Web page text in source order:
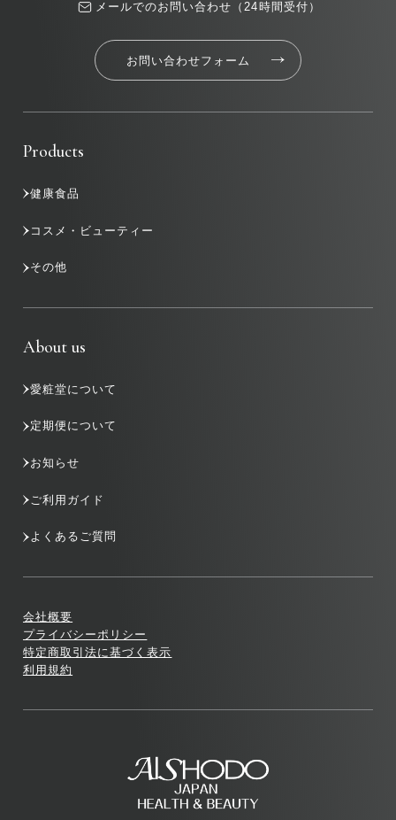
メールでのお問い合わせ（24時間受付）
お問い合わせフォーム
Products
健康食品
コスメ・ビューティー
その他
About us
愛粧堂について
定期便について
お知らせ
ご利用ガイド
よくあるご質問
会社概要
プライバシーポリシー
特定商取引法に基づく表示
利用規約